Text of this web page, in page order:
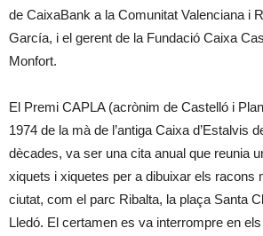
de CaixaBank a la Comunitat Valenciana i
García, i el gerent de la Fundació Caixa
Monfort.
El Premi CAPLA (acrònim de Castelló i
1974 de la mà de l’antiga Caixa d’Estalvis
dècades, va ser una cita anual que reunia
xiquets i xiquetes per a dibuixar els racons
ciutat, com el parc Ribalta, la plaça Santa
Lledó. El certamen es va interrompre en